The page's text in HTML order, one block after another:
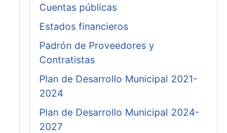
Cuentas públicas
Estados financieros
Padrón de Proveedores y
Contratistas
Plan de Desarrollo Municipal 2021-
2024
Plan de Desarrollo Municipal 2024-
2027